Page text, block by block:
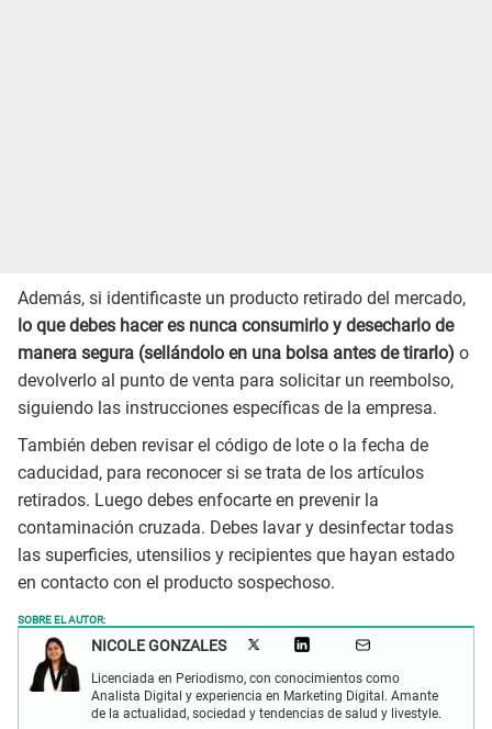
Además, si identificaste un producto retirado del mercado,
lo que debes hacer es nunca consumirlo y desecharlo de
manera segura (sellándolo en una bolsa antes de tirarlo) o
devolverlo al punto de venta para solicitar un reembolso,
siguiendo las instrucciones específicas de la empresa.
También deben revisar el código de lote o la fecha de
caducidad, para reconocer si se trata de los artículos
retirados. Luego debes enfocarte en prevenir la
contaminación cruzada. Debes lavar y desinfectar todas
las superficies, utensilios y recipientes que hayan estado
en contacto con el producto sospechoso.
SOBRE EL AUTOR:
NICOLE GONZALES
Licenciada en Periodismo, con conocimientos como
Analista Digital y experiencia en Marketing Digital. Amante
de la actualidad, sociedad y tendencias de salud y livestyle.